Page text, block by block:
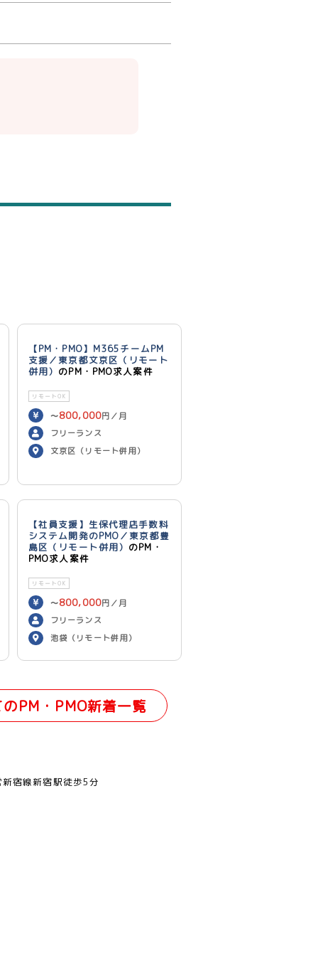
【PM・PMO】M365チームPM
支援／東京都文京区（リモート
併用） のPM・PMO求人案件
リモートOK
〜800,000円／月
フリーランス
文京区（リモート併用）
【社員支援】生保代理店手数料
システム開発のPMO／東京都豊
島区（リモート併用） のPM・
PMO求人案件
リモートOK
〜800,000円／月
フリーランス
池袋（リモート併用）
PM・PMO新着一覧
新宿線新宿駅徒歩5分